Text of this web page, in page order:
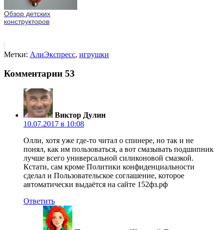
Обзор детских
конструкторов
Метки: АлиЭкспресс, игрушки
Комментарии 53
Виктор Дулин
10.07.2017 в 10:08
Олли, хотя уже где-то читал о спинере, но так и не
понял, как им пользоваться, а вот смазывать подшипник
лучше всего универсальной силиконовой смазкой.
Кстати, сам кроме Политики конфиденциальности
сделал и Пользовательское соглашение, которое
автоматически выдаётся на сайте 152фз.рф
Ответить